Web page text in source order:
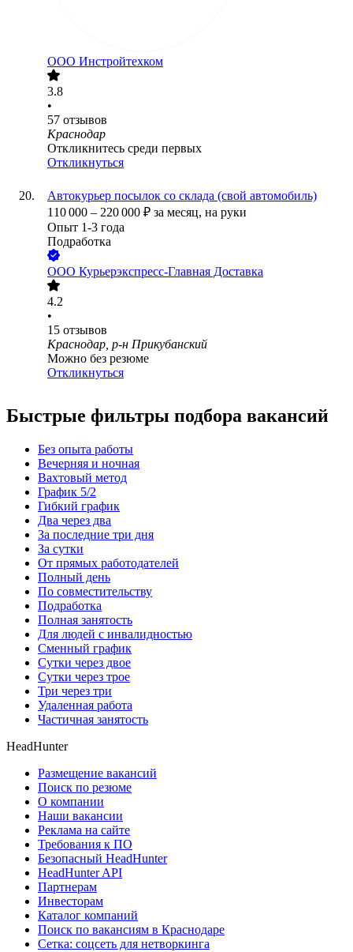
ООО Инстройтехком
3.8
•
57 отзывов
Краснодар
Откликнитесь среди первых
Откликнуться
Автокурьер посылок со склада (свой автомобиль)
110 000 – 220 000 ₽ за месяц, на руки
Опыт 1-3 года
Подработка
ООО Курьерэкспресс-Главная Доставка
4.2
•
15 отзывов
Краснодар, р-н Прикубанский
Можно без резюме
Откликнуться
Быстрые фильтры подбора вакансий
Без опыта работы
Вечерняя и ночная
Вахтовый метод
График 5/2
Гибкий график
Два через два
За последние три дня
За сутки
От прямых работодателей
Полный день
По совместительству
Подработка
Полная занятость
Для людей с инвалидностью
Сменный график
Сутки через двое
Сутки через трое
Три через три
Удаленная работа
Частичная занятость
HeadHunter
Размещение вакансий
Поиск по резюме
О компании
Наши вакансии
Реклама на сайте
Требования к ПО
Безопасный HeadHunter
HeadHunter API
Партнерам
Инвесторам
Каталог компаний
Поиск по вакансиям в Краснодаре
Сетка: соцсеть для нетворкинга